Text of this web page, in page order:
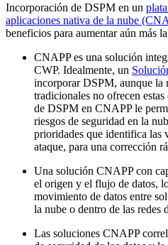
Incorporación de DSPM en un
aplicaciones nativa de la nube
beneficios para aumentar aún más
CNAPP es una solución
CWP. Idealmente, un
incorporar DSPM, aunque la
tradicionales no ofrecen
de DSPM en CNAPP le
riesgos de seguridad en la
prioridades que identifica las
ataque, para una corrección
Una solución CNAPP con
el origen y el flujo de datos,
movimiento de datos entre
la nube o dentro de las redes
Las soluciones CNAPP